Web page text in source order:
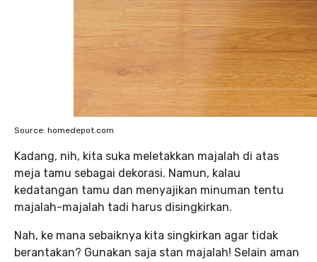
Source: homedepot.com
Kadang, nih, kita suka meletakkan majalah di atas
meja tamu sebagai dekorasi. Namun, kalau
kedatangan tamu dan menyajikan minuman tentu
majalah-majalah tadi harus disingkirkan.
Nah, ke mana sebaiknya kita singkirkan agar tidak
berantakan? Gunakan saja stan majalah! Selain aman